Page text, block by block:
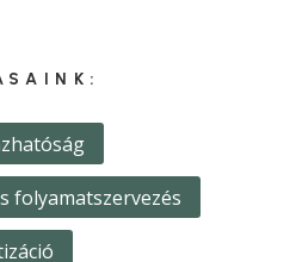
folyamatszervezés